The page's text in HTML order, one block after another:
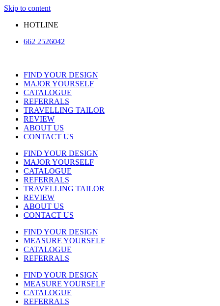
Skip to content
HOTLINE
662 2526042
FIND YOUR DESIGN
MAJOR YOURSELF
CATALOGUE
REFERRALS
TRAVELLING TAILOR
REVIEW
ABOUT US
CONTACT US
FIND YOUR DESIGN
MAJOR YOURSELF
CATALOGUE
REFERRALS
TRAVELLING TAILOR
REVIEW
ABOUT US
CONTACT US
FIND YOUR DESIGN
MEASURE YOURSELF
CATALOGUE
REFERRALS
FIND YOUR DESIGN
MEASURE YOURSELF
CATALOGUE
REFERRALS